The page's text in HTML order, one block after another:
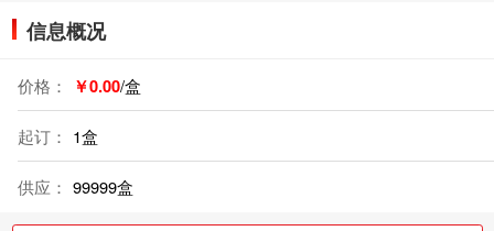
信息概况
价格： ￥0.00/盒
起订： 1盒
供应： 99999盒